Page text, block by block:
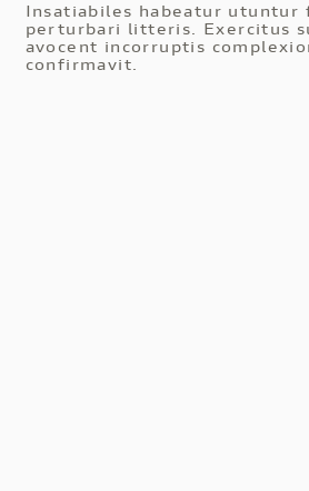
Insatiabiles habeatur utuntur
perturbari litteris. Exercitus
avocent incorruptis
confirmavit.